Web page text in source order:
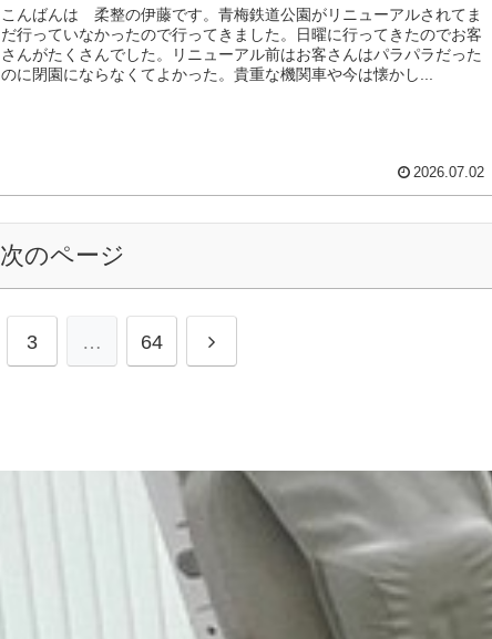
こんばんは 柔整の伊藤です。青梅鉄道公園がリニューアルされてま
だ行っていなかったので行ってきました。日曜に行ってきたのでお客
さんがたくさんでした。リニューアル前はお客さんはパラパラだった
のに閉園にならなくてよかった。貴重な機関車や今は懐かし...
2026.07.02
次のページ
3 … 64 次